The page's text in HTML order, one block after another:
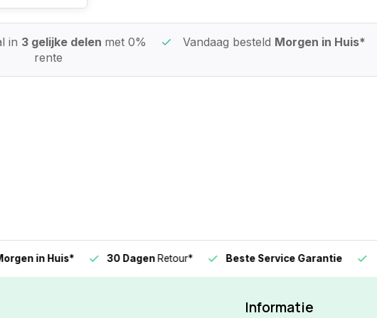
in 3 gelijke delen met 0%
rente
Vandaag besteld Morgen in Huis*
in Huis* 30 DagenRetour* Beste Service Garantie
Informatie